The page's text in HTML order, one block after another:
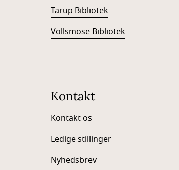
Tarup Bibliotek
Vollsmose Bibliotek
Kontakt
Kontakt os
Ledige stillinger
Nyhedsbrev